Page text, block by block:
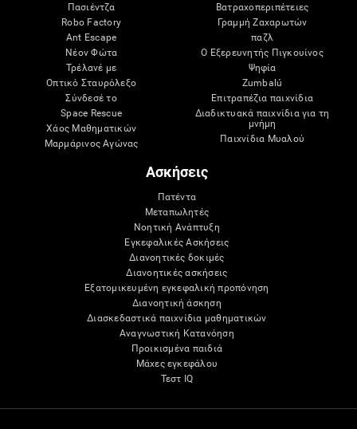
Πασιέντζα
Robo Factory
Ant Escape
Νέον Φώτα
Τρέλανέ με
Οπτικό Σταυρόλεξο
Σύνδεσέ το
Space Rescue
Χάος Μαθηματικών
Μαρμάρινος Αγώνας
Βατραχοπεριπέτειες
Γραμμή Ζαχαρωτών
παζλ
Ο Εξερευνητής Πιγκουίνος
Ψηφία
Zumbalú
Επιτραπέζια παιχνίδια
Διαδικτυακά παιχνίδια για τη
μνήμη
Παιχνίδια Μυαλού
Ασκήσεις
Πατέντα
Μεταπωλητές
Νοητική Ανάπτυξη
Εγκεφαλικές Ασκήσεις
Διανοητικές δοκιμές
Διανοητικές ασκήσεις
Εξατομικευμένη εγκεφαλική προπόνηση
Διανοητική άσκηση
Διασκεδαστικά παιχνίδια μαθηματικών
Αναγνωστική Κατανόηση
Προικισμένα παιδιά
Μάχες εγκεφάλου
Τεστ IQ